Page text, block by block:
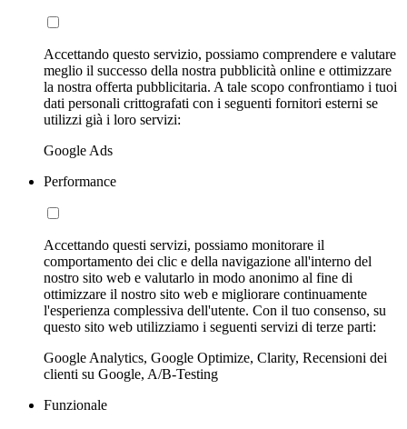
Accettando questo servizio, possiamo comprendere e valutare
meglio il successo della nostra pubblicità online e ottimizzare
la nostra offerta pubblicitaria. A tale scopo confrontiamo i tuoi
dati personali crittografati con i seguenti fornitori esterni se
utilizzi già i loro servizi:
Google Ads
Performance
Accettando questi servizi, possiamo monitorare il
comportamento dei clic e della navigazione all'interno del
nostro sito web e valutarlo in modo anonimo al fine di
ottimizzare il nostro sito web e migliorare continuamente
l'esperienza complessiva dell'utente. Con il tuo consenso, su
questo sito web utilizziamo i seguenti servizi di terze parti:
Google Analytics, Google Optimize, Clarity, Recensioni dei
clienti su Google, A/B-Testing
Funzionale